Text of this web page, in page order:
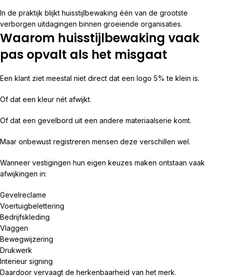
In de praktijk blijkt huisstijlbewaking één van de grootste
verborgen uitdagingen binnen groeiende organisaties.
Waarom huisstijlbewaking vaak
pas opvalt als het misgaat
Een klant ziet meestal niet direct dat een logo 5% te klein is.
Of dat een kleur nét afwijkt.
Of dat een gevelbord uit een andere materiaalserie komt.
Maar onbewust registreren mensen deze verschillen wel.
Wanneer vestigingen hun eigen keuzes maken ontstaan vaak
afwijkingen in:
Gevelreclame
Voertuigbelettering
Bedrijfskleding
Vlaggen
Bewegwijzering
Drukwerk
Interieur signing
Daardoor vervaagt de herkenbaarheid van het merk.